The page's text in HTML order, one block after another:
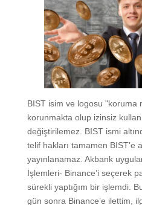
BIST isim ve logosu "koruma
korunmakta olup izinsiz
değiştirilemez. BIST ismi
telif hakları tamamen BIST’e
yayınlanamaz. Akbank
İşlemleri- Binance’i seçerek
sürekli yaptığım bir işlemdi.
gün sonra Binance’e ilettim,